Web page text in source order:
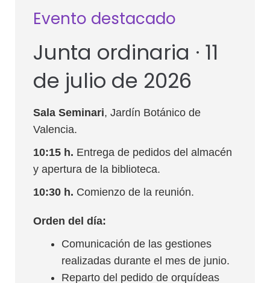
Evento destacado
Junta ordinaria · 11
de julio de 2026
Sala Seminari, Jardín Botánico de
Valencia.
10:15 h. Entrega de pedidos del almacén
y apertura de la biblioteca.
10:30 h. Comienzo de la reunión.
Orden del día:
Comunicación de las gestiones
realizadas durante el mes de junio.
Reparto del pedido de orquídeas